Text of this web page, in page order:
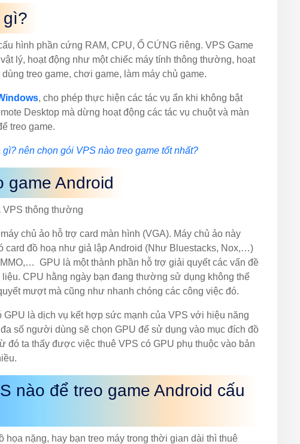
gì?
hình phần cứng RAM, CPU, Ổ CỨNG riêng. VPS Game
lý, hoạt động như một chiếc máy tính thông thường, hoạt
treo game, chơi game, làm máy chủ game.
, cho phép thực hiện các tác vụ ẩn khi không bật
Desktop mà dừng hoạt động các tác vụ chuột và màn
treo game.
nên chọn gói VPS nào treo game tốt nhất?
game Android
VPS thông thường
chủ ảo hỗ trợ card màn hình (VGA). Máy chủ ảo này
card đồ hoạ như giả lập Android (Như Bluestacks, Nox,…)
GPU là một thành phần hỗ trợ giải quyết các vấn đề
CPU hằng ngày bạn đang thường sử dụng không thể
mượt mà cũng như nhanh chóng các công việc đó.
GPU là dịch vụ kết hợp sức mạnh của VPS với hiệu năng
số người dùng sẽ chọn GPU để sử dụng vào mục đích đồ
đó ta thấy được việc thuê VPS có GPU phụ thuộc vào bản
nào để treo game Android cấu
họa nặng, hay bạn treo máy trong thời gian dài thì thuê